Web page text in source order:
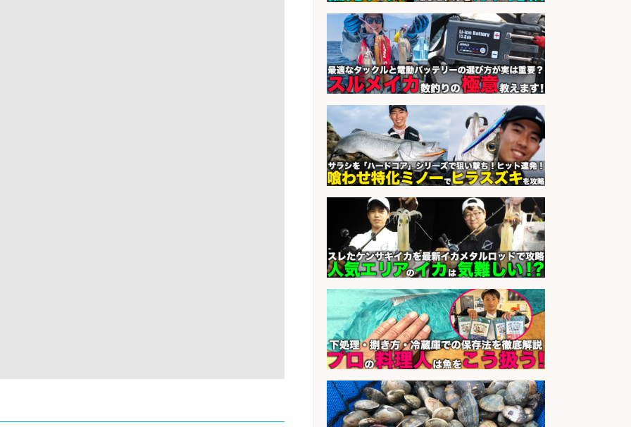
会社名
パーソルファクトリーパートナ
ーズ株式会社
sponsored by 求人ボックス
仕分け・シール貼り/釣り具などの
出荷作業/兵庫県/神戸市北区
会社名 UTエージェント株式会社
sponsored by 求人ボックス
さらに求人情報を見る